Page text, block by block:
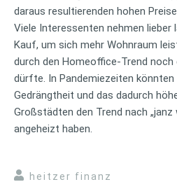
daraus resultierenden hohen
Viele Interessenten nehmen lieber
Kauf, um sich mehr Wohnraum
durch den Homeoffice-Trend
dürfte. In Pandemiezeiten könnten
Gedrängtheit und das dadurch
Großstädten den Trend nach
angeheizt haben.
heitzer finanz